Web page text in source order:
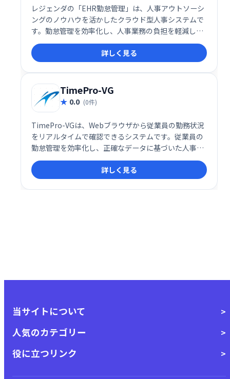
レジェンダの「EHR勤怠管理」は、人事アウトソーシ
ングのノウハウを活かしたクラウド型人事システムで
す。勤怠管理を効率化し、人事業務の負担を軽減しま
す。
詳しく見る
TimePro-VG
0.0 (0件)
TimePro-VGは、Webブラウザから従業員の勤務状況
をリアルタイムで確認できるシステムです。従業員の
勤怠管理を効率化し、正確なデータに基づいた人事管
理を支援します。 リアルタイムな把握により、迅速な
対応や業務改善にも役立ちます。
詳しく見る
当サイトについて
人気のカテゴリー
役に立つリンク